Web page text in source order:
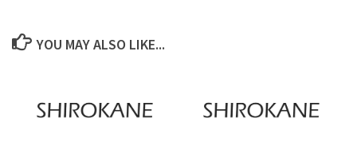
YOU MAY ALSO LIKE...